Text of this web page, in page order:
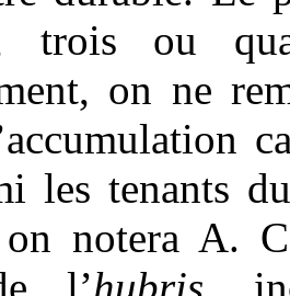
trois ou
on ne
les tenants
on notera A.
l’hubris,